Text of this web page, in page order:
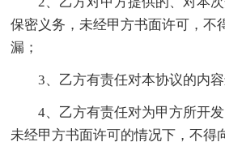
保密义务，未经甲方书面许可，不
漏；
3、乙方有责任对本协议的内容
4、乙方有责任对为甲方所开发
未经甲方书面许可的情况下，不得